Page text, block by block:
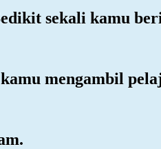
sekali kamu
mengambil